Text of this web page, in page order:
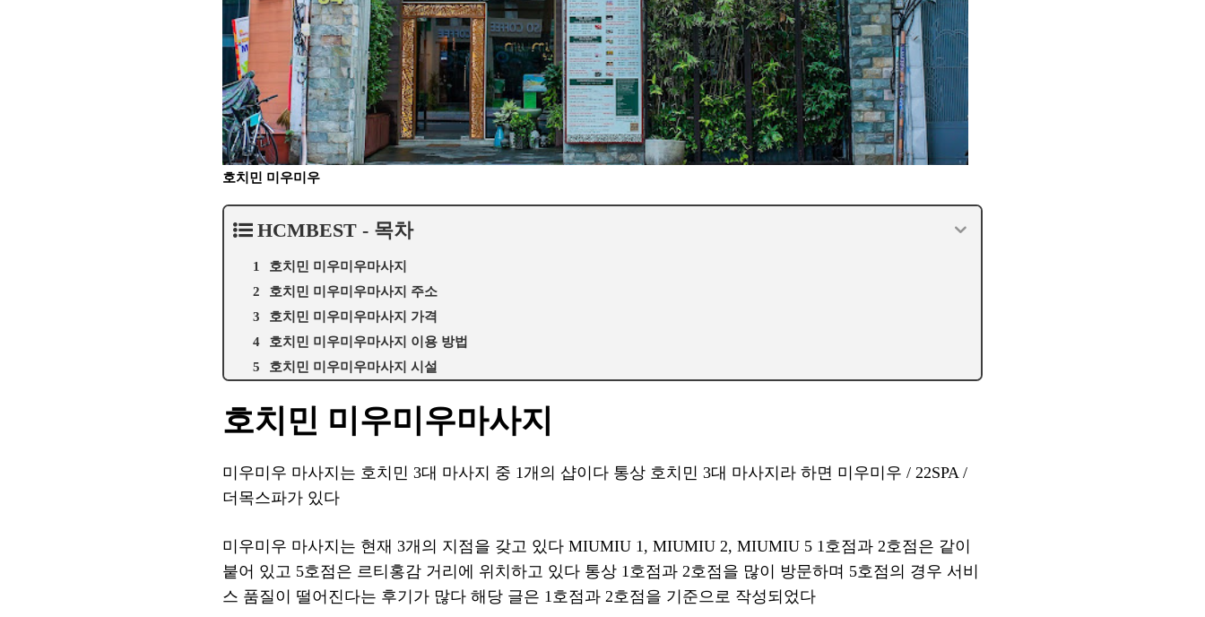
호치민 미우미우
HCMBEST - 목차
호치민 미우미우마사지
호치민 미우미우마사지 주소
호치민 미우미우마사지 가격
호치민 미우미우마사지 이용 방법
호치민 미우미우마사지 시설
호치민 미우미우마사지
미우미우 마사지는 호치민 3대 마사지 중 1개의 샵이다 통상 호치민 3대 마사지라 하면 미우미우 / 22SPA /
더목스파가 있다
미우미우 마사지는 현재 3개의 지점을 갖고 있다 MIUMIU 1, MIUMIU 2, MIUMIU 5 1호점과 2호점은 같이
붙어 있고 5호점은 르티홍감 거리에 위치하고 있다 통상 1호점과 2호점을 많이 방문하며 5호점의 경우 서비
스 품질이 떨어진다는 후기가 많다 해당 글은 1호점과 2호점을 기준으로 작성되었다